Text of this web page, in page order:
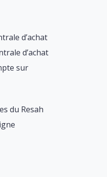
d’achat
d’achat
sur
du Resah